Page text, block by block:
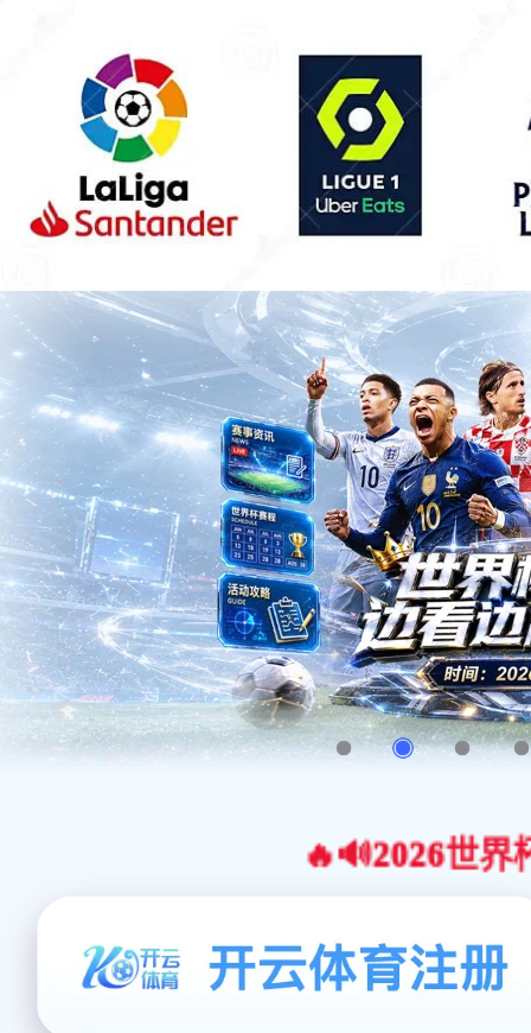
🔥🔊2026世界杯官